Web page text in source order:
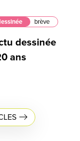
brève
dessinée
ans